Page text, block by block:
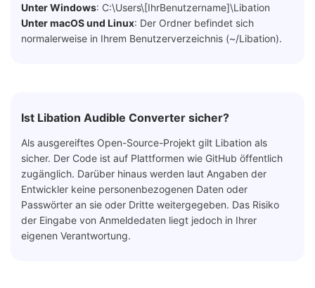
Unter Windows: C:\Users\[IhrBenutzername]\Libation
Unter macOS und Linux: Der Ordner befindet sich
normalerweise in Ihrem Benutzerverzeichnis (~/Libation).
Ist Libation Audible Converter sicher?
Als ausgereiftes Open-Source-Projekt gilt Libation als
sicher. Der Code ist auf Plattformen wie GitHub öffentlich
zugänglich. Darüber hinaus werden laut Angaben der
Entwickler keine personenbezogenen Daten oder
Passwörter an sie oder Dritte weitergegeben. Das Risiko
der Eingabe von Anmeldedaten liegt jedoch in Ihrer
eigenen Verantwortung.